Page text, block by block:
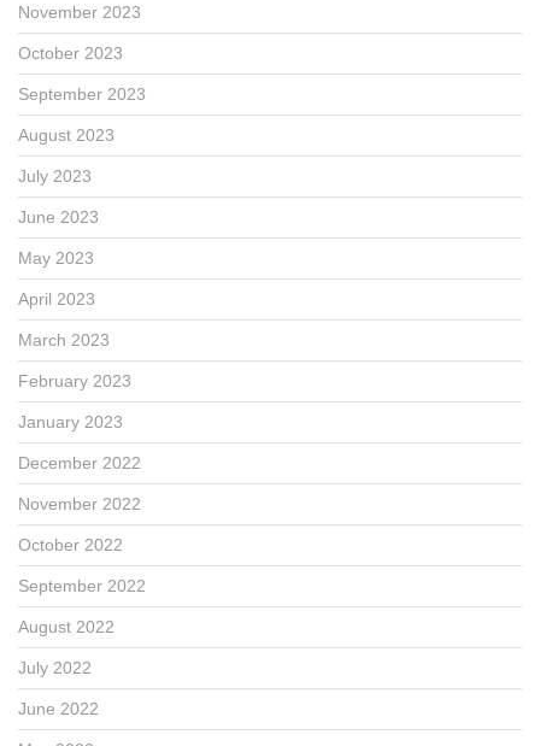
November 2023
October 2023
September 2023
August 2023
July 2023
June 2023
May 2023
April 2023
March 2023
February 2023
January 2023
December 2022
November 2022
October 2022
September 2022
August 2022
July 2022
June 2022